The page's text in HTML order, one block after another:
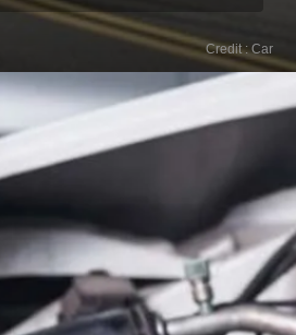
Credit : Car